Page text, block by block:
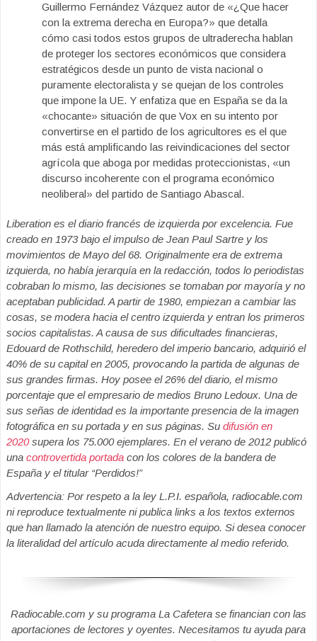
Guillermo Fernández Vázquez autor de «¿Que hacer
con la extrema derecha en Europa?» que detalla
cómo casi todos estos grupos de ultraderecha hablan
de proteger los sectores económicos que considera
estratégicos desde un punto de vista nacional o
puramente electoralista y se quejan de los controles
que impone la UE. Y enfatiza que en España se da la
«chocante» situación de que Vox en su intento por
convertirse en el partido de los agricultores es el que
más está amplificando las reivindicaciones del sector
agrícola que aboga por medidas proteccionistas, «un
discurso incoherente con el programa económico
neoliberal» del partido de Santiago Abascal.
Liberation es el diario francés de izquierda por excelencia. Fue
creado en 1973 bajo el impulso de Jean Paul Sartre y los
movimientos de Mayo del 68. Originalmente era de extrema
izquierda, no había jerarquía en la redacción, todos lo periodistas
cobraban lo mismo, las decisiones se tomaban por mayoría y no
aceptaban publicidad. A partir de 1980, empiezan a cambiar las
cosas, se modera hacia el centro izquierda y entran los primeros
socios capitalistas. A causa de sus dificultades financieras,
Edouard de Rothschild, heredero del imperio bancario, adquirió el
40% de su capital en 2005, provocando la partida de algunas de
sus grandes firmas. Hoy posee el 26% del diario, el mismo
porcentaje que el empresario de medios Bruno Ledoux. Una de
sus señas de identidad es la importante presencia de la imagen
fotográfica en su portada y en sus páginas. Su difusión en
2020supera los 75.000 ejemplares. En el verano de 2012 publicó
una controvertida portada con los colores de la bandera de
España y el titular “Perdidos!”
Advertencia: Por respeto a la ley L.P.I. española, radiocable.com
ni reproduce textualmente ni publica links a los textos externos
que han llamado la atención de nuestro equipo. Si desea conocer
la literalidad del artículo acuda directamente al medio referido.
Radiocable.com y su programa La Cafetera se financian con las
aportaciones de lectores y oyentes. Necesitamos tu ayuda para